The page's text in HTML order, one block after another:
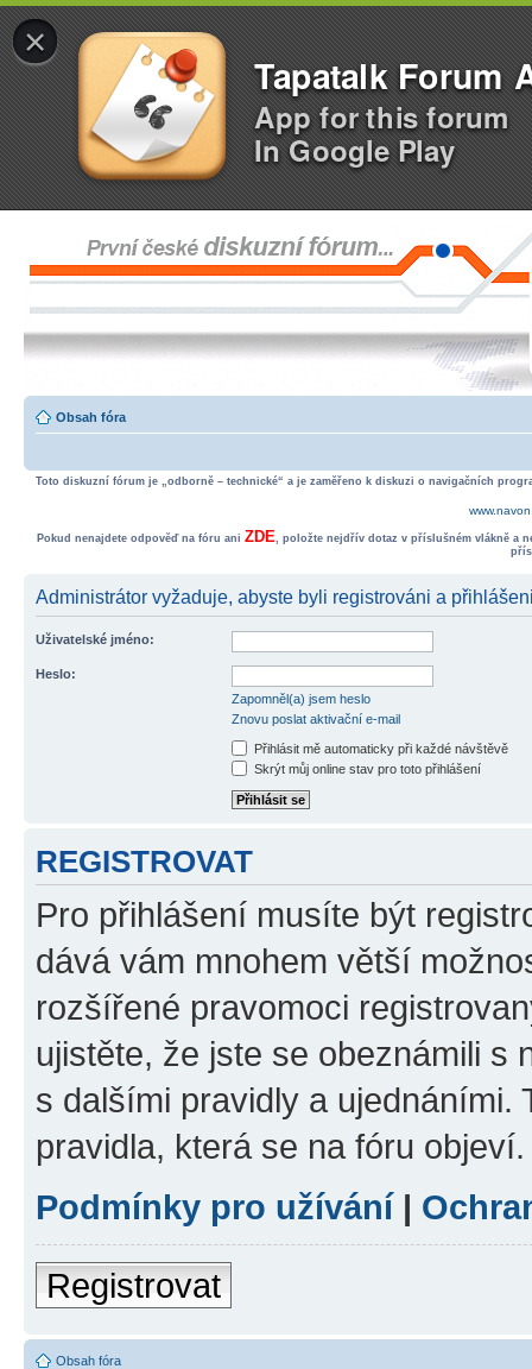
×
Tapatalk Forum
App for this forum
In Google Play
Obsah fóra
Toto diskuzní fórum je „odborně – technické“ a je zaměřeno k diskuzi o navigačních
Pokud nenajdete odpověď na fóru ani ZDE, položte nejdřív dotaz v příslušném vlákně a
Administrátor vyžaduje, abyste byli registrováni a
Uživatelské jméno:
Heslo:
Zapomněl(a) jsem heslo
Znovu poslat aktivační e-mail
Přihlásit mě automaticky při každé návštěvě
Skrýt můj online stav pro toto přihlášení
REGISTROVAT
Pro přihlášení musíte být
dává vám mnohem větší
rozšířené pravomoci
ujistěte, že jste se obeznámili s
s dalšími pravidly a ujednáními.
pravidla, která se na fóru objeví.
Podmínky pro užívání|
Registrovat
Obsah fóra